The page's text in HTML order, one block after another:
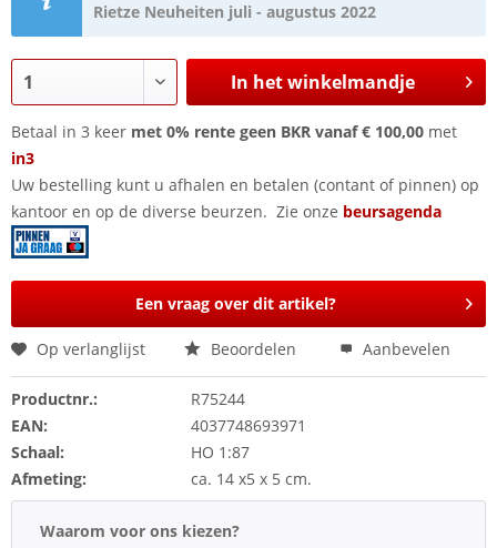
Rietze Neuheiten juli - augustus 2022
In het winkelmandje
Betaal in 3 keer met 0% rente geen BKR vanaf € 100,00 met
in3
Uw bestelling kunt u afhalen en betalen (contant of pinnen) op
kantoor en op de diverse beurzen. Zie onze beursagenda
Een vraag over dit artikel?
Op verlanglijst Beoordelen Aanbevelen
Productnr.:
R75244
EAN:
4037748693971
Schaal:
HO 1:87
Afmeting:
ca. 14 x5 x 5 cm.
Waarom voor ons kiezen?